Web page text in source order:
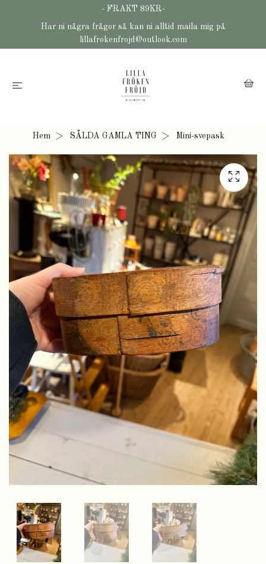
- FRAKT 89KR-
Har ni några frågor så kan ni alltid maila mig på
lillafrokenfrojd@outlook.com
Hem SÅLDA GAMLA TING Mini-svepask